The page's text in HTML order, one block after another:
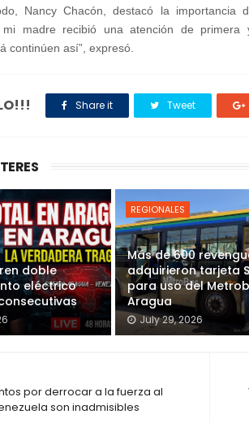
Nancy Chacón, destacó la importancia
mi madre recibió una atención de
continúen así”, expresó.
Share it Tweet
doble
eléctrico
REGIONALES
Más de 600
adquirieron tarjeta
para uso del
Aragua
July 29, 2026
por derrocar a la fuerza al
son inadmisibles